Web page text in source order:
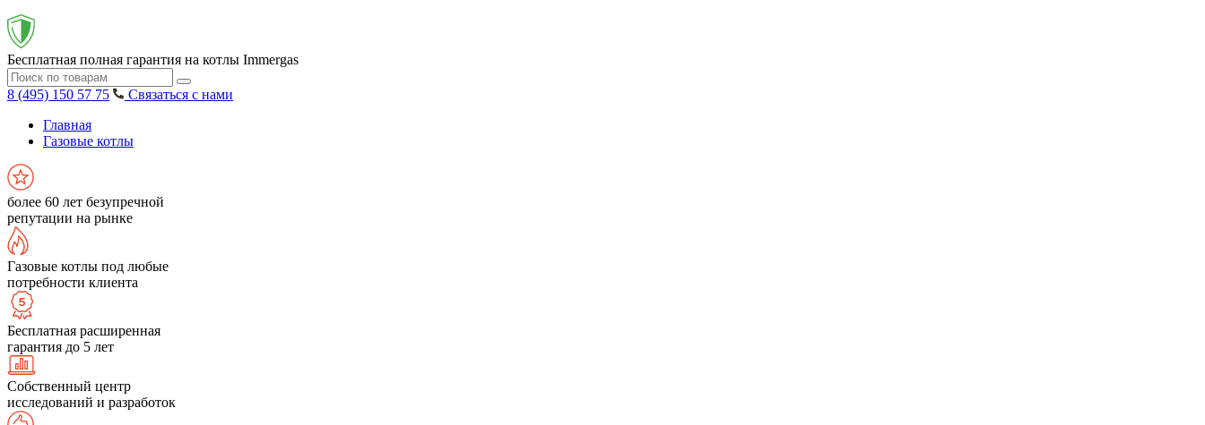
Бесплатная полная гарантия на котлы Immergas
8 (495) 150 57 75
Связаться с нами
Главная
Газовые котлы
более 60 лет безупречной
репутации на рынке
Газовые котлы под любые
потребности клиента
Бесплатная расширенная
гарантия до 5 лет
Собственный центр
исследований и разработок